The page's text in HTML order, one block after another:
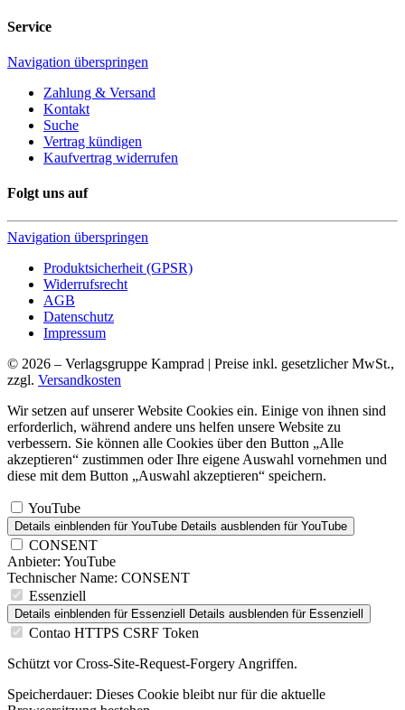
Service
Navigation überspringen
Zahlung & Versand
Kontakt
Suche
Vertrag kündigen
Kaufvertrag widerrufen
Folgt uns auf
Navigation überspringen
Produktsicherheit (GPSR)
Widerrufsrecht
AGB
Datenschutz
Impressum
© 2026 – Verlagsgruppe Kamprad | Preise inkl. gesetzlicher MwSt.,
zzgl. Versandkosten
Wir setzen auf unserer Website Cookies ein. Einige von ihnen sind
erforderlich, während andere uns helfen unsere Website zu
verbessern. Sie können alle Cookies über den Button „Alle
akzeptieren“ zustimmen oder Ihre eigene Auswahl vornehmen und
diese mit dem Button „Auswahl akzeptieren“ speichern.
YouTube
Details einblenden für YouTube Details ausblenden für YouTube
CONSENT
Anbieter: YouTube
Technischer Name: CONSENT
Essenziell
Details einblenden für Essenziell Details ausblenden für Essenziell
Contao HTTPS CSRF Token
Schützt vor Cross-Site-Request-Forgery Angriffen.
Speicherdauer: Dieses Cookie bleibt nur für die aktuelle